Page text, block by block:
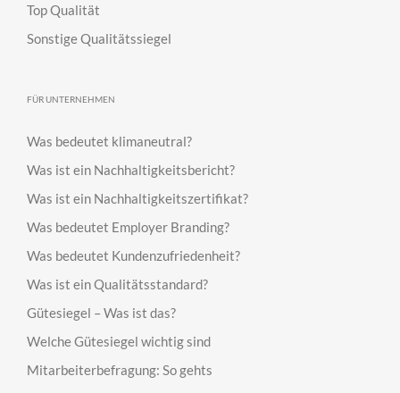
Top Qualität
Sonstige Qualitätssiegel
FÜR UNTERNEHMEN
Was bedeutet klimaneutral?
Was ist ein Nachhaltigkeitsbericht?
Was ist ein Nachhaltigkeitszertifikat?
Was bedeutet Employer Branding?
Was bedeutet Kundenzufriedenheit?
Was ist ein Qualitätsstandard?
Gütesiegel – Was ist das?
Welche Gütesiegel wichtig sind
Mitarbeiterbefragung: So gehts